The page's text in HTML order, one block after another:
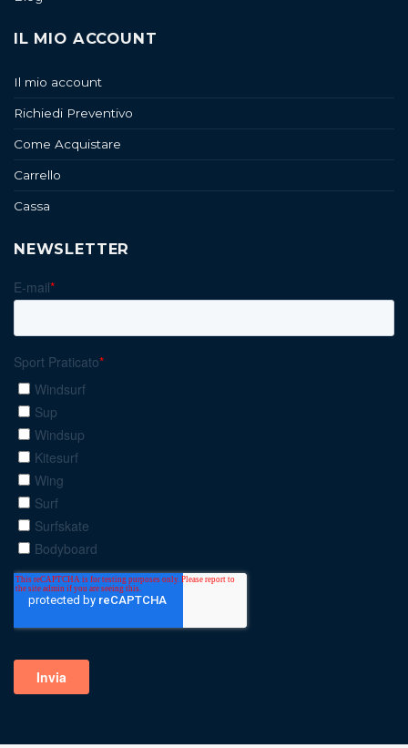
IL MIO ACCOUNT
Il mio account
Richiedi Preventivo
Come Acquistare
Carrello
Cassa
NEWSLETTER